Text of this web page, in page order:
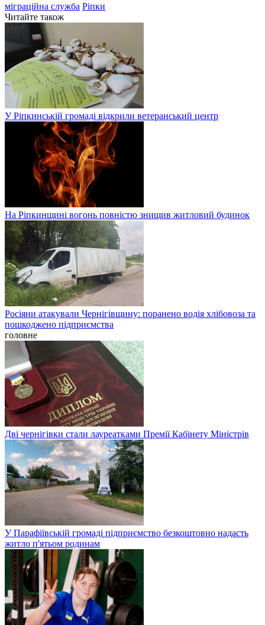
міграційна служба Ріпки
Читайте також
У Ріпкинській громаді відкрили ветеранський центр
На Ріпкинщині вогонь повністю знищив житловий будинок
Росіяни атакували Чернігівщину: поранено водія хлібовоза та
пошкоджено підприємства
головне
Дві чернігівки стали лауреатками Премії Кабінету Міністрів
У Парафіївській громаді підприємство безкоштовно надасть
житло п'ятьом родинам